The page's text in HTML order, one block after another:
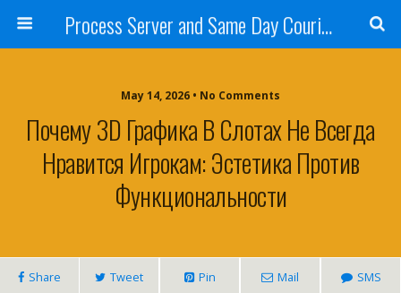
Process Server and Same Day Courier Services- San Diego|Orange County|Los Angeles
May 14, 2026 • No Comments
Почему 3D Графика В Слотах Не Всегда
Нравится Игрокам: Эстетика Против
Функциональности
Share Tweet Pin Mail SMS